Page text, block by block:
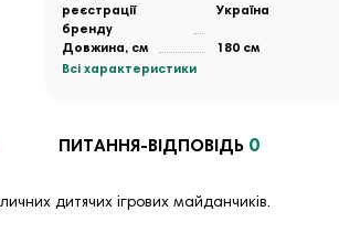
реєстрації
бренду
Україна
Довжина, см
180 см
Всі характеристики
ПИТАННЯ-ВІДПОВІДЬ 0
дитячих ігрових майданчиків.